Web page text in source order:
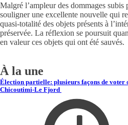
Malgré l’ampleur des dommages
souligner une excellente nouvelle qui
quasi-totalité des objets présents à
préservée. La réflexion se poursuit
en valeur ces objets qui ont été sauvés.
À la une
Élection partielle: plusieurs façons de voter
Chicoutimi-Le Fjord